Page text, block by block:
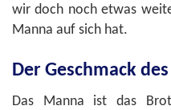
wir doch noch etwas
Manna auf sich hat.
Der Geschmack
Das Manna ist das